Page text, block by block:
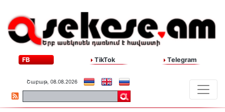
FB TikTok Telegram
Շաբաթ, 08.08.2026